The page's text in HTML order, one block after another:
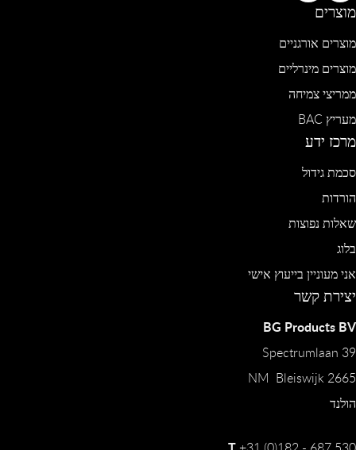
מוצרים
מוצרים אורגניים
מוצרים מינרליים
ממריצי צמיחה
מעריץ BAC
מרכז ידע
סכמת גידול
הורדות
שאלות נפוצות
בלוג
אני מעוניין בייעוץ אישי
יצירת קשר
BG Products BV
Spectrumlaan 39
2665 NM Bleiswijk
הולנד